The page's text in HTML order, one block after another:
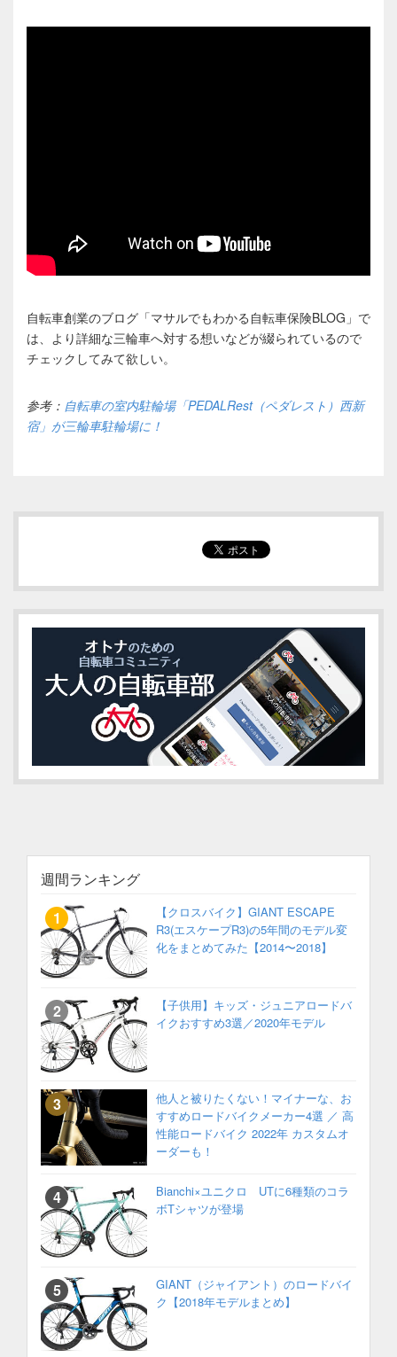
自転車創業のブログ「マサルでもわかる自転車保険BLOG」で
は、より詳細な三輪車へ対する想いなどが綴られているので
チェックしてみて欲しい。
参考： 自転車の室内駐輪場「PEDALRest（ペダレスト）西新
宿」が三輪車駐輪場に！
週間ランキング
【クロスバイク】GIANT ESCAPE
R3(エスケープR3)の5年間のモデル変
化をまとめてみた【2014〜2018】
【子供用】キッズ・ジュニアロードバ
イクおすすめ3選／2020年モデル
他人と被りたくない！マイナーな、お
すすめロードバイクメーカー4選 ／ 高
性能ロードバイク 2022年 カスタムオ
ーダーも！
Bianchi×ユニクロ UTに6種類のコラ
ボTシャツが登場
GIANT（ジャイアント）のロードバイ
ク【2018年モデルまとめ】